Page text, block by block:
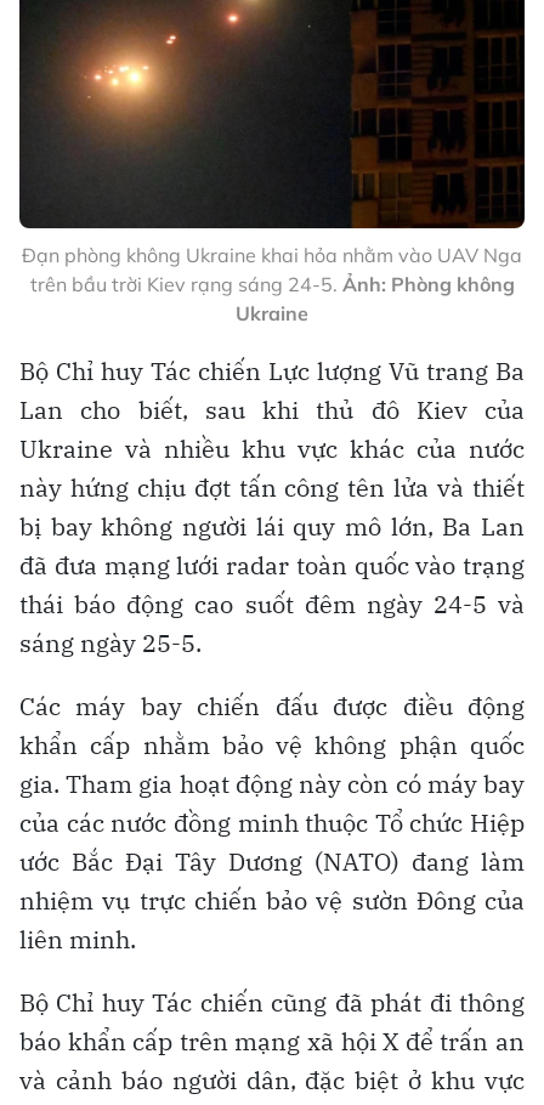
Đạn phòng không Ukraine khai hỏa nhằm vào UAV Nga
trên bầu trời Kiev rạng sáng 24-5. Ảnh: Phòng không
Ukraine
Bộ Chỉ huy Tác chiến Lực lượng Vũ trang Ba
Lan cho biết, sau khi thủ đô Kiev của
Ukraine và nhiều khu vực khác của nước
này hứng chịu đợt tấn công tên lửa và thiết
bị bay không người lái quy mô lớn, Ba Lan
đã đưa mạng lưới radar toàn quốc vào trạng
thái báo động cao suốt đêm ngày 24-5 và
sáng ngày 25-5.
Các máy bay chiến đấu được điều động
khẩn cấp nhằm bảo vệ không phận quốc
gia. Tham gia hoạt động này còn có máy bay
của các nước đồng minh thuộc Tổ chức Hiệp
ước Bắc Đại Tây Dương (NATO) đang làm
nhiệm vụ trực chiến bảo vệ sườn Đông của
liên minh.
Bộ Chỉ huy Tác chiến cũng đã phát đi thông
báo khẩn cấp trên mạng xã hội X để trấn an
và cảnh báo người dân, đặc biệt ở khu vực